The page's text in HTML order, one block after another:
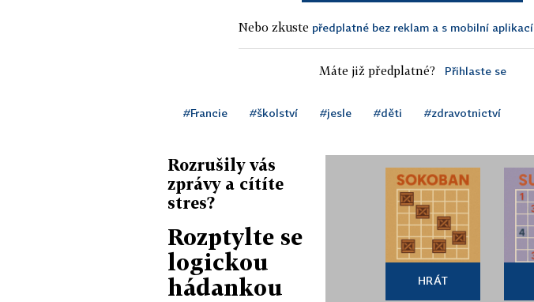
Nebo zkuste předplatné bez reklam a s mobilní aplikací
Máte již předplatné? Přihlaste se
#Francie #školství #jesle #děti #zdravotnictví
Rozrušily vás
zprávy a cítíte
stres?
Rozptylte se
logickou
hádankou
HRÁT